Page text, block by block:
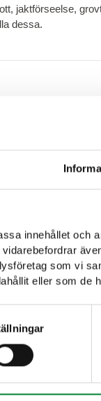
innehållet och
som vi
eller som de
jaktförseelse,
dessa.
jakt- och
för sig. Under de
än förut.
(eraluvat.fi)
Suurpedot.fi i
som olagligt
för grovt jaktbrott.